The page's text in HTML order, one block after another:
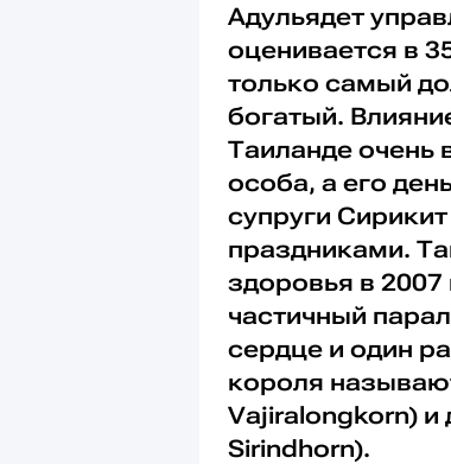
Адульядет
оценивается в
только самый
богатый.
Таиланде очень
особа, а его
супруги
праздниками.
здоровья в 2007
частичный
сердце и один
короля
Vajiralongkorn) и
Sirindhorn).